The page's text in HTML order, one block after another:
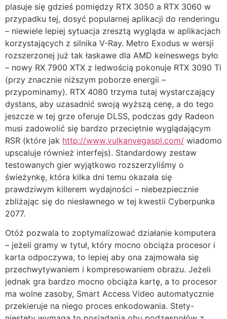
plasuje się gdzieś pomiędzy RTX 3050 a RTX 3060 w
przypadku tej, dosyć popularnej aplikacji do renderingu
– niewiele lepiej sytuacja zresztą wygląda w aplikacjach
korzystających z silnika V-Ray. Metro Exodus w wersji
rozszerzonej już tak łaskawe dla AMD keineswegs było
– nowy RX 7900 XTX z ledwością pokonuje RTX 3090 Ti
(przy znacznie niższym poborze energii –
przypominamy). RTX 4080 trzyma tutaj wystarczający
dystans, aby uzasadnić swoją wyższą cenę, a do tego
jeszcze w tej grze oferuje DLSS, podczas gdy Radeon
musi zadowolić się bardzo przeciętnie wyglądającym
RSR (które jak http://www.vulkanvegaspl.com/ wiadomo
upscaluje również interfejs). Standardowy zestaw
testowanych gier wyjątkowo rozszerzyliśmy o
świeżynkę, która kilka dni temu okazała się
prawdziwym killerem wydajności – niebezpiecznie
zbliżając się do niesławnego w tej kwestii Cyberpunka
2077.
Otóż pozwala to zoptymalizować działanie komputera
– jeżeli gramy w tytuł, który mocno obciąża procesor i
karta odpoczywa, to lepiej aby ona zajmowała się
przechwytywaniem i kompresowaniem obrazu. Jeżeli
jednak gra bardzo mocno obciąża kartę, a to procesor
ma wolne zasoby, Smart Access Video automatycznie
przekieruje na niego proces enkodowania. Stety-